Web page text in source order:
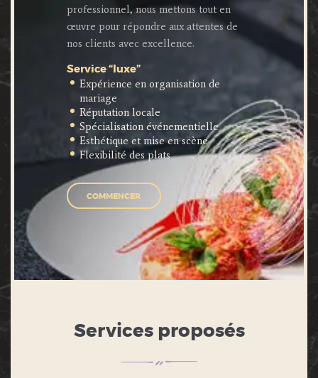
professionnel, nous mettons tout en
œuvre pour répondre aux attentes de
nos clients avec excellence.
Service “luxe”
Expérience en organisation de
mariage
Réputation locale
Spécialisation événementielle
Esthétique et mise en scène
Flexibilité des plats
COMMENCER
Services proposés